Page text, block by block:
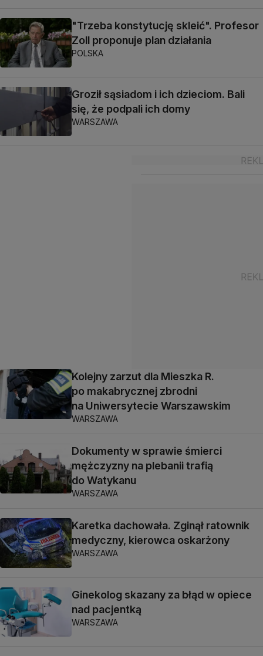
"Trzeba konstytucję skleić". Profesor
Zoll proponuje plan działania
POLSKA
Groził sąsiadom i ich dzieciom. Bali
się, że podpali ich domy
WARSZAWA
Kolejny zarzut dla Mieszka R.
po makabrycznej zbrodni
na Uniwersytecie Warszawskim
WARSZAWA
Dokumenty w sprawie śmierci
mężczyzny na plebanii trafią
do Watykanu
WARSZAWA
Karetka dachowała. Zginął ratownik
medyczny, kierowca oskarżony
WARSZAWA
Ginekolog skazany za błąd w opiece
nad pacjentką
WARSZAWA